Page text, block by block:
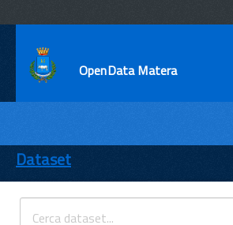
OpenData Matera
ENTI
TEMI
INFORMAZIONI
Dataset